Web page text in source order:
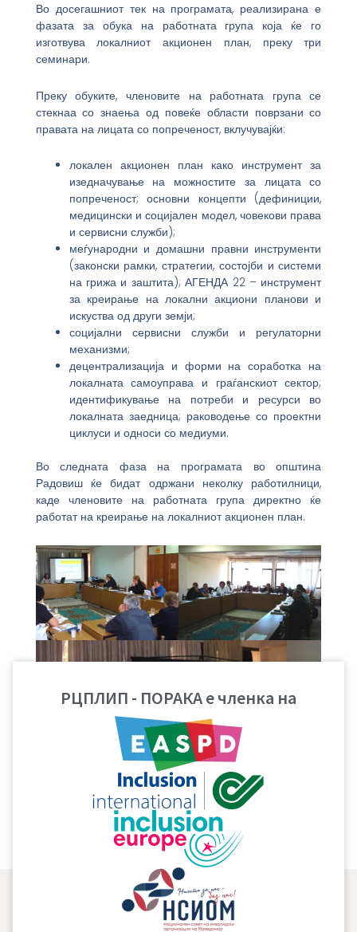
Во досегашниот тек на програмата, реализирана е
фазата за обука на работната група која ќе го
изготвува локалниот акционен план, преку три
семинари.
Преку обуките, членовите на работната група се
стекнаа со знаења од повеќе области поврзани со
правата на лицата со попреченост, вклучувајќи:
локален акционен план како инструмент за
изедначување на можностите за лицата со
попреченост; основни концепти (дефиниции,
медицински и социјален модел, човекови права
и сервисни служби);
меѓународни и домашни правни инструменти
(законски рамки, стратегии, состојби и системи
на грижа и заштита); АГЕНДА 22 – инструмент
за креирање на локални акциони планови и
искуства од други земји;
социјални сервисни служби и регулаторни
механизми;
децентрализација и форми на соработка на
локалната самоуправа и граѓанскиот сектор;
идентификување на потреби и ресурси во
локалната заедница; раководење со проектни
циклуси и односи со медиуми.
Во следната фаза на програмата во општина
Радовиш ќе бидат одржани неколку работилници,
каде членовите на работната група директно ќе
работат на креирање на локалниот акционен план.
РЦПЛИП - ПОРАКА е членка на